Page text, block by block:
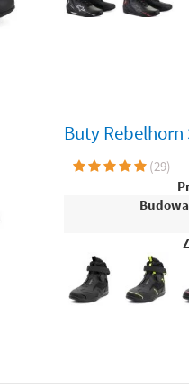
Buty Rebelhorn
(29)